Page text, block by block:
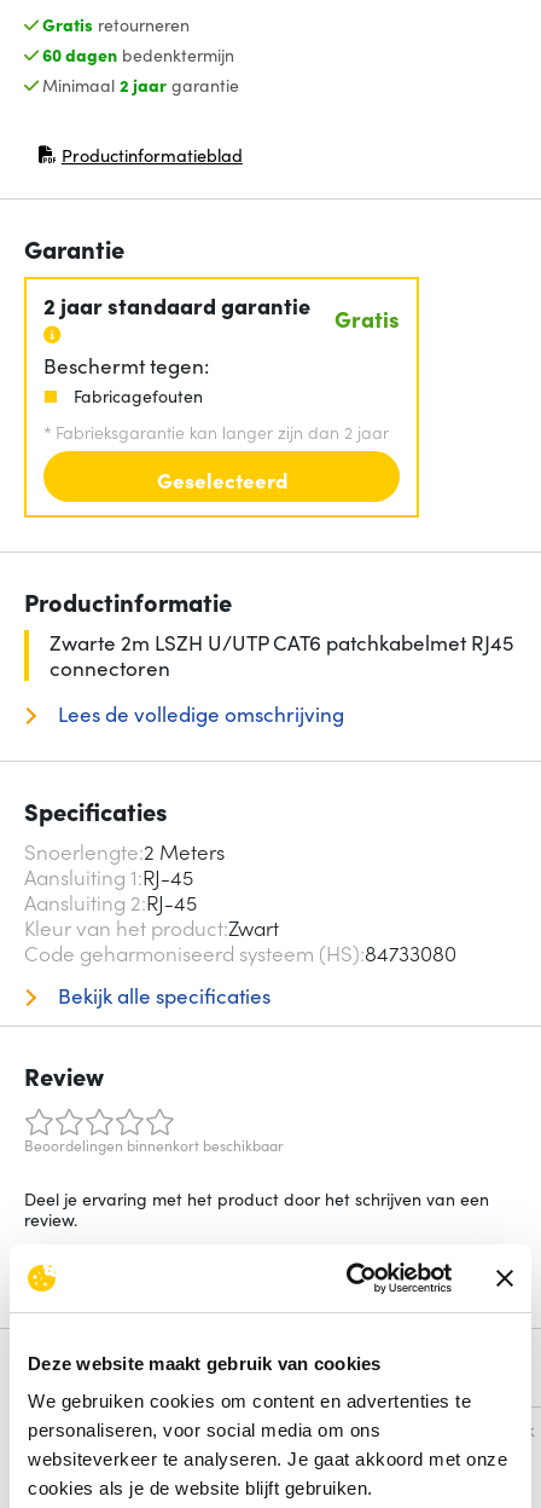
Deze website maakt gebruik van cookies
We gebruiken cookies om content en advertenties te
personaliseren, voor social media om ons
websiteverkeer te analyseren. Je gaat akkoord met onze
cookies als je de website blijft gebruiken.
Gratis retourneren
60 dagenbedenktermijn
Minimaal 2 jaargarantie
Productinformatieblad
(opent in nieuw venster)
Garantie
2 jaar standaard garantie Gratis
Beschermt tegen:
Fabricagefouten
* Fabrieksgarantie kan langer zijn dan 2 jaar
Geselecteerd
Productinformatie
Zwarte 2m LSZH U/UTP CAT6 patchkabelmet RJ45
connectoren
Lees de volledige omschrijving
Specificaties
Snoerlengte 2 Meters
Aansluiting 1 RJ-45
Aansluiting 2 RJ-45
Kleur van het productZwart
Code geharmoniseerd systeem (HS) 84733080
Bekijk alle specificaties
Review
Beoordelingen binnenkort beschikbaar
Deel je ervaring met het product door het schrijven van een
review.
Schrijf een review
Alternatieven
Vergelijk Vergelijk